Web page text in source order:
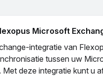
Microsoft
integratie van
tussen uw
Met deze integratie kunt u